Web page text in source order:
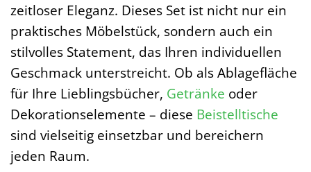
zeitloser Eleganz. Dieses Set ist nicht nur ein
praktisches Möbelstück, sondern auch ein
stilvolles Statement, das Ihren individuellen
Geschmack unterstreicht. Ob als Ablagefläche
für Ihre Lieblingsbücher, Getränke oder
Dekorationselemente – diese Beistelltische
sind vielseitig einsetzbar und bereichern
jeden Raum.